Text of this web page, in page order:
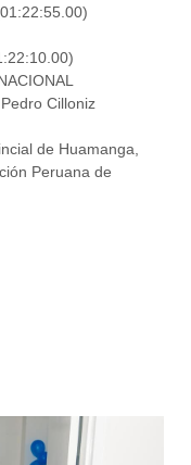
Cilloniz
de Huamanga,
Peruana de